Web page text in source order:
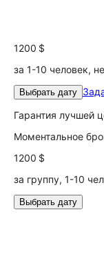
1200 $
за 1-10 человек,
Выбрать дату
Гарантия лучшей
Моментальное
1200 $
за группу, 1-10
Выбрать дату